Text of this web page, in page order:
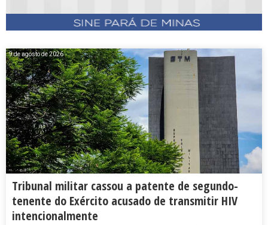
9 de agosto de 2026
Tribunal militar cassou a patente de segundo-
tenente do Exército acusado de transmitir HIV
intencionalmente